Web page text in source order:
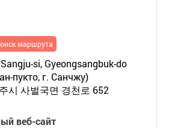
маршрута
si, Gyeongsangbuk-do
пукто, г. Санчжу)
시 사벌국면 경천로 652
веб-сайт